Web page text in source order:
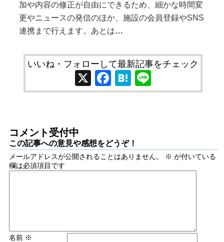
加や内容の修正が自由にできるため、細かな時間変
更やニュースの発信のほか、施設の会員登録やSNS
連携まで行えます。あとは…
いいね・フォローして最新記事をチェック
X Facebook
Hatena
コメント受付中
この記事への意見や感想をどうぞ！
メールアドレスが公開されることはありません。 ※ が付いている
欄は必須項目です
名前 ※